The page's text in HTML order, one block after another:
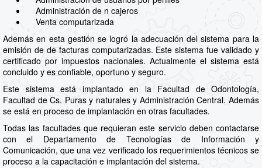
Administración de n cajeros
Venta computarizada
Además en esta gestión se logró la adecuación del sistema para la
emisión de de facturas computarizadas. Este sistema fue validado y
certificado por impuestos nacionales. Actualmente el sistema está
concluido y es confiable, oportuno y seguro.
Este sistema está implantado en la Facultad de Odontología,
Facultad de Cs. Puras y naturales y Administración Central. Además
se está en proceso de implantación en otras facultades.
Todas las facultades que requieran este servicio deben contactarse
con el Departamento de Tecnologías de Información y
Comunicación, que una vez verificado los requerimientos técnicos se
proceso a la capacitación e implantación del sistema.